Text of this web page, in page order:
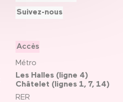
Accès
Métro
Les Halles (ligne 4)
Châtelet (lignes 1, 7, 14)
RER
Suivez-nous